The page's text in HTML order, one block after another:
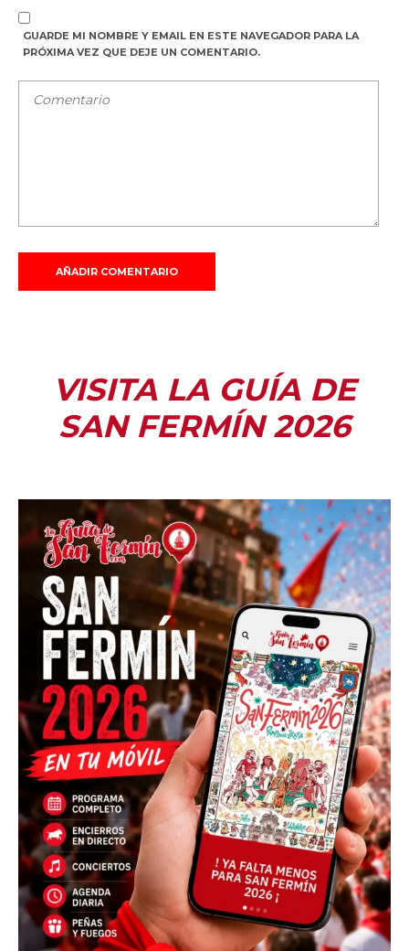
GUARDE MI NOMBRE Y EMAIL EN ESTE NAVEGADOR PARA LA
PRÓXIMA VEZ QUE DEJE UN COMENTARIO.
VISITA LA GUÍA DE
SAN FERMÍN 2026